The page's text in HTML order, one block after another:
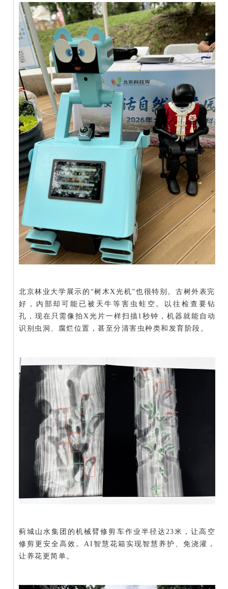
北京林业大学展示的“树木X光机”也很特别。古树外表完
好，内部却可能已被天牛等害虫蛀空。以往检查要钻
孔，现在只需像拍X光片一样扫描1秒钟，机器就能自动
识别虫洞、腐烂位置，甚至分清害虫种类和发育阶段。
蓟城山水集团的机械臂修剪车作业半径达23米，让高空
修剪更安全高效。AI智慧花箱实现智慧养护、免浇灌，
让养花更简单。